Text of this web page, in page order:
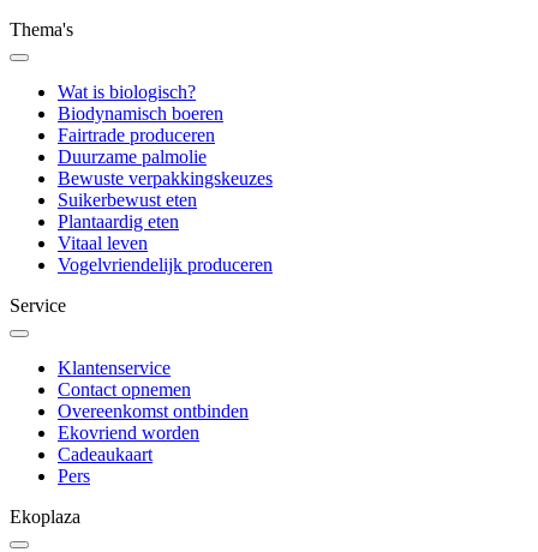
Thema's
Wat is biologisch?
Biodynamisch boeren
Fairtrade produceren
Duurzame palmolie
Bewuste verpakkingskeuzes
Suikerbewust eten
Plantaardig eten
Vitaal leven
Vogelvriendelijk produceren
Service
Klantenservice
Contact opnemen
Overeenkomst ontbinden
Ekovriend worden
Cadeaukaart
Pers
Ekoplaza